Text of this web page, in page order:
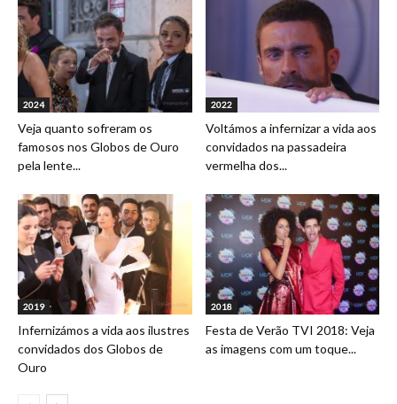
2024
Veja quanto sofreram os
famosos nos Globos de Ouro
pela lente...
2022
Voltámos a infernizar a vida aos
convidados na passadeira
vermelha dos...
2019
Infernizámos a vida aos ilustres
convidados dos Globos de
Ouro
2018
Festa de Verão TVI 2018: Veja
as imagens com um toque...